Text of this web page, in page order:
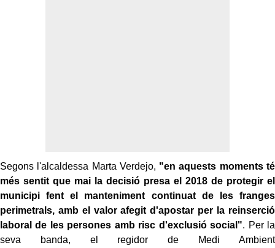
Segons l'alcaldessa Marta Verdejo, "en aquests moments té
més sentit que mai la decisió presa el 2018 de protegir el
municipi fent el manteniment continuat de les franges
perimetrals, amb el valor afegit d'apostar per la reinserció
laboral de les persones amb risc d'exclusió social". Per la
seva banda, el regidor de Medi Ambient